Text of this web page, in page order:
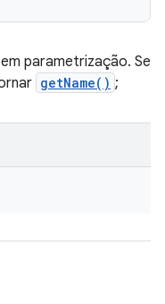
parametrização. Se
getName() ;